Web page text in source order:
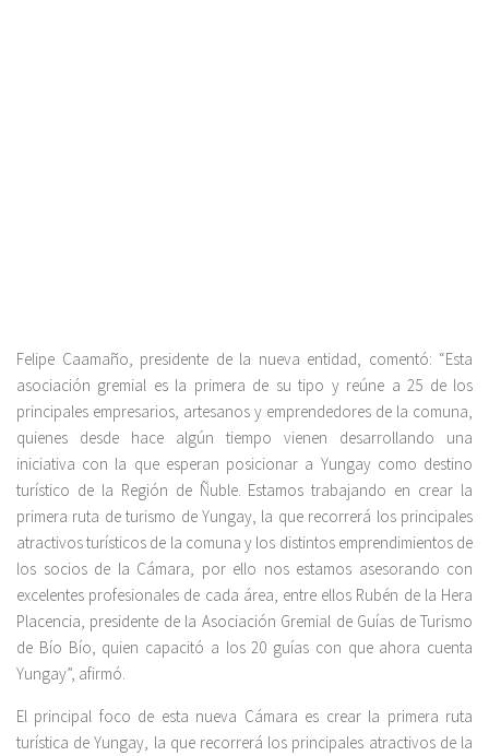
Felipe Caamaño, presidente de la nueva entidad, comentó: “Esta
asociación gremial es la primera de su tipo y reúne a 25 de los
principales empresarios, artesanos y emprendedores de la comuna,
quienes desde hace algún tiempo vienen desarrollando una
iniciativa con la que esperan posicionar a Yungay como destino
turístico de la Región de Ñuble. Estamos trabajando en crear la
primera ruta de turismo de Yungay, la que recorrerá los principales
atractivos turísticos de la comuna y los distintos emprendimientos de
los socios de la Cámara, por ello nos estamos asesorando con
excelentes profesionales de cada área, entre ellos Rubén de la Hera
Placencia, presidente de la Asociación Gremial de Guías de Turismo
de Bío Bío, quien capacitó a los 20 guías con que ahora cuenta
Yungay”, afirmó.
El principal foco de esta nueva Cámara es crear la primera ruta
turística de Yungay, la que recorrerá los principales atractivos de la